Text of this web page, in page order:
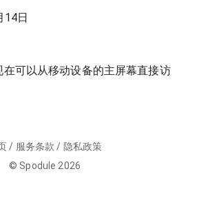
14日
在可以从移动设备的主屏幕直接访
/ 服务条款 / 隐私政策
© Spodule 2026